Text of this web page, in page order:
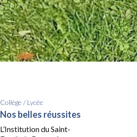
Collège / Lycée
Nos belles réussites
L’Institution du Saint-